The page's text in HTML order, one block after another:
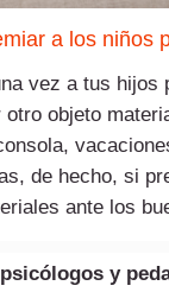
a los niños
vez a tus hijos
objeto
de hecho, si
ante los
y